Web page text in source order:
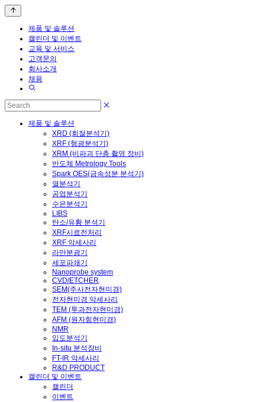
제품 및 솔루션
캘린더 및 이벤트
교육 및 서비스
고객문의
회사소개
채용
제품 및 솔루션
XRD (회절분석기)
XRF (형광분석기)
XRM (비파괴 단층 촬영 장비)
반도체 Metrology Tools
Spark OES(금속성분 분석기)
열분석기
공업분석기
수은분석기
LIBS
탄소/유황 분석기
XRF시료전처리
XRF 악세사리
라만분광기
세포파쇄기
Nanoprobe system
CVD/ETCHER
SEM(주사전자현미경)
전자현미경 악세사리
TEM (투과전자현미경)
AFM (원자힘현미경)
NMR
입도분석기
In-situ 분석장비
FT-IR 악세사리
R&D PRODUCT
캘린더 및 이벤트
캘린더
이벤트